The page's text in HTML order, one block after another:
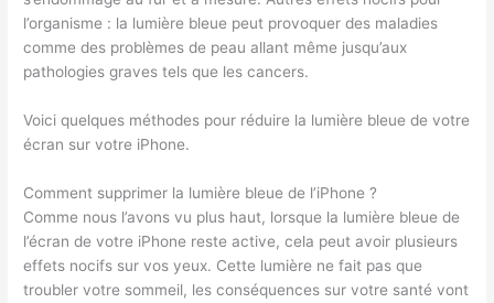
l’organisme : la lumière bleue peut provoquer des maladies
comme des problèmes de peau allant même jusqu’aux
pathologies graves tels que les cancers.
Voici quelques méthodes pour réduire la lumière bleue de votre
écran sur votre iPhone.
Comment supprimer la lumière bleue de l’iPhone ?
Comme nous l’avons vu plus haut, lorsque la lumière bleue de
l’écran de votre iPhone reste active, cela peut avoir plusieurs
effets nocifs sur vos yeux. Cette lumière ne fait pas que
troubler votre sommeil, les conséquences sur votre santé vont